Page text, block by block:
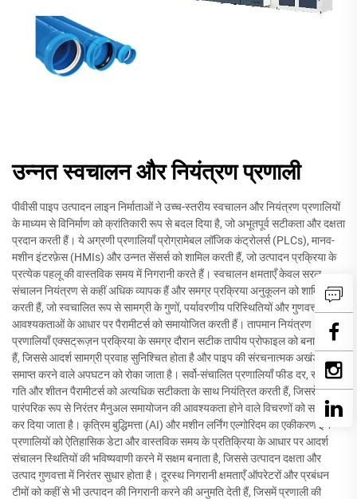
उन्नत स्वचालन और नियंत्रण प्रणाली
पीवीसी पाइप उत्पादन लाइन निर्माताओं ने उच्च-स्तरीय स्वचालन और नियंत्रण प्रणालियों
के माध्यम से विनिर्माण को क्रांतिकारी रूप से बदल दिया है, जो अभूतपूर्व सटीकता और दक्षता
प्रदान करती हैं। ये अग्रणी प्रणालियाँ प्रोग्रामेबल लॉजिक कंट्रोलर्स (PLCs), मानव-
मशीन इंटरफ़ेस (HMIs) और उन्नत सेंसर्स को शामिल करती हैं, जो उत्पादन प्रक्रिया के
प्रत्येक पहलू की वास्तविक समय में निगरानी करते हैं। स्वचालन क्षमताएँ केवल सरल
संचालन नियंत्रण से कहीं अधिक व्यापक हैं और समग्र प्रक्रिया अनुकूलन को शामिल
करती हैं, जो स्वचालित रूप से सामग्री के गुणों, पर्यावरणीय परिस्थितियों और गुणवत्ता
आवश्यकताओं के आधार पर पैरामीटर्स को समायोजित करती हैं। तापमान नियंत्रण
प्रणालियाँ एक्सट्रूज़न प्रक्रिया के समग्र दौरान सटीक तापीय प्रोफाइल को बनाए रखती
हैं, जिससे आदर्श सामग्री प्रवाह सुनिश्चित होता है और पाइप की संरचनात्मक अखंडता को
समाप्त करने वाले अपघटन को रोका जाता है। सर्वो-संचालित प्रणालियाँ फीड दर, स्क्रू की
गति और शीतन पैरामीटर्स को अत्यधिक सटीकता के साथ नियंत्रित करती हैं, जिससे
पारंपरिक रूप से निरंतर मैनुअल समायोजन की आवश्यकता होने वाले विचरणों को समाप्त
कर दिया जाता है। कृत्रिम बुद्धिमत्ता (AI) और मशीन लर्निंग एल्गोरिदम का एकीकरण इन
प्रणालियों को ऐतिहासिक डेटा और वास्तविक समय के प्रतिक्रिया के आधार पर आदर्श
संचालन स्थितियों की भविष्यवाणी करने में सक्षम बनाता है, जिससे उत्पादन दक्षता और
उत्पाद गुणवत्ता में निरंतर सुधार होता है। दूरस्थ निगरानी क्षमताएँ ऑपरेटरों और प्रबंधन
टीमों को कहीं से भी उत्पादन की निगरानी करने की अनुमति देती हैं, जिसमें प्रणाली की